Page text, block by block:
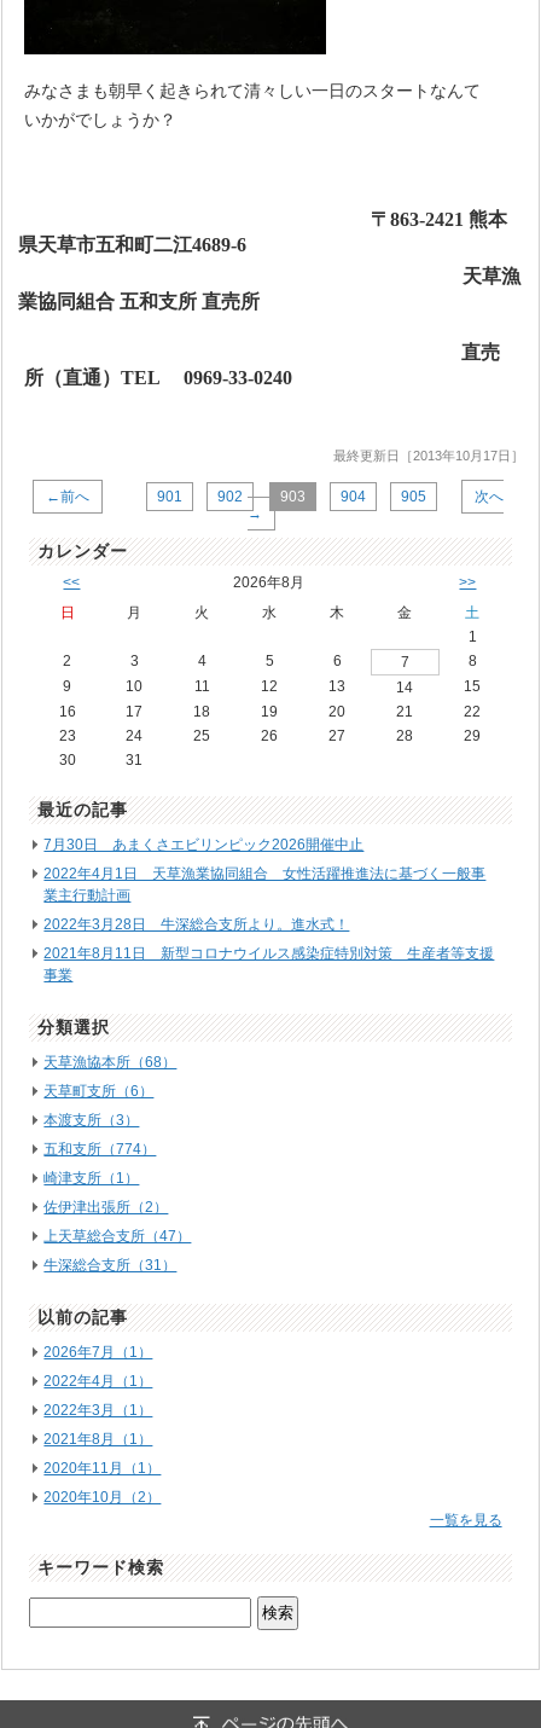
みなさまも朝早く起きられて清々しい一日のスタートなんて
いかがでしょうか？
〒863-2421熊本
県天草市五和町二江4689-6
天草漁
業協同組合 五和支所 直売所
直売
所（直通）TEL 0969-33-0240
最終更新日［2013年10月17日］
←前へ 901 902 903 904 905
次へ
→
カレンダー
<< 2026年8月 >>
日 月 火 水 木 金
土
1
2
3 4 5 6 7
8
9
10 11 12 13 14
15
16
17 18 19 20 21
22
23
24 25 26 27 28
29
30
31
最近の記事
7月30日 あまくさエビリンピック2026開催中止
2022年4月1日 天草漁業協同組合 女性活躍推進法に基づく一般事
業主行動計画
2022年3月28日 牛深総合支所より。進水式！
2021年8月11日 新型コロナウイルス感染症特別対策 生産者等支援
事業
分類選択
天草漁協本所（68）
天草町支所（6）
本渡支所（3）
五和支所（774）
崎津支所（1）
佐伊津出張所（2）
上天草総合支所（47）
牛深総合支所（31）
以前の記事
2026年7月（1）
2022年4月（1）
2022年3月（1）
2021年8月（1）
2020年11月（1）
2020年10月（2）
一覧を見る
キーワード検索